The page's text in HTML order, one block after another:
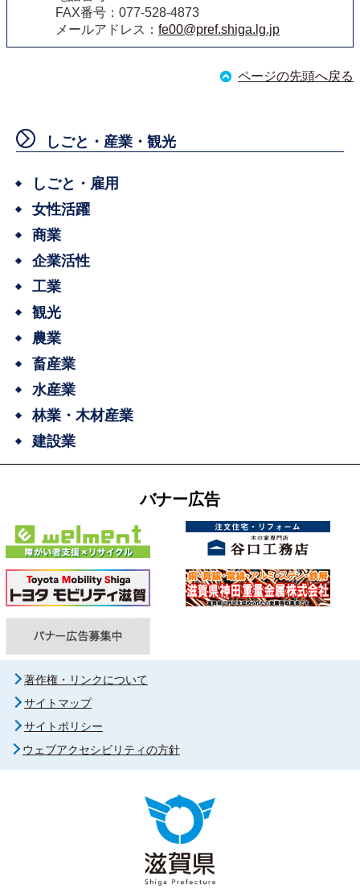
FAX番号：077-528-4873
メールアドレス： fe00@pref.shiga.lg.jp
ページの先頭へ戻る
しごと・産業・観光
しごと・雇用
女性活躍
商業
企業活性
工業
観光
農業
畜産業
水産業
林業・木材産業
建設業
バナー広告
著作権・リンクについて
サイトマップ
サイトポリシー
ウェブアクセシビリティの方針